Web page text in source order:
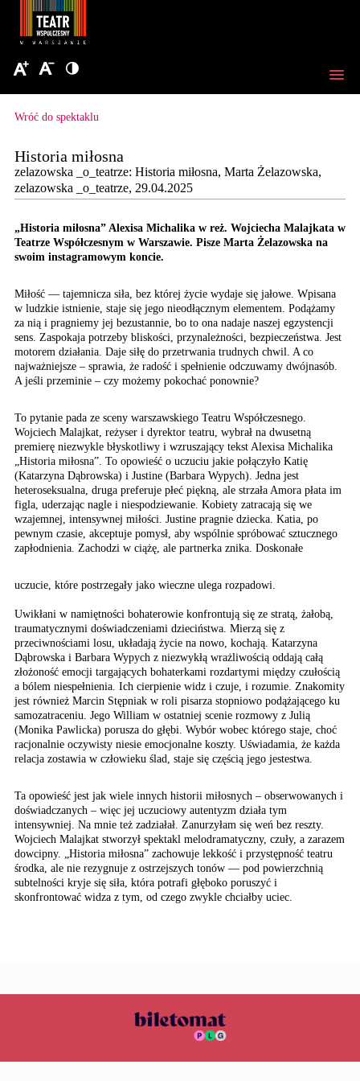
Wróć do spektaklu
Historia miłosna
zelazowska _o_teatrze: Historia miłosna, Marta Żelazowska,
zelazowska _o_teatrze, 29.04.2025
„Historia miłosna” Alexisa Michalika w reż. Wojciecha Malajkata w
Teatrze Współczesnym w Warszawie. Pisze Marta Żelazowska na
swoim instagramowym koncie.
Miłość — tajemnicza siła, bez której życie wydaje się jałowe. Wpisana
w ludzkie istnienie, staje się jego nieodłącznym elementem. Podążamy
za nią i pragniemy jej bezustannie, bo to ona nadaje naszej egzystencji
sens. Zaspokaja potrzeby bliskości, przynależności, bezpieczeństwa. Jest
motorem działania. Daje siłę do przetrwania trudnych chwil. A co
najważniejsze – sprawia, że radość i spełnienie odczuwamy dwójnasób.
A jeśli przeminie – czy możemy pokochać ponownie?
To pytanie pada ze sceny warszawskiego Teatru Współczesnego.
Wojciech Malajkat, reżyser i dyrektor teatru, wybrał na dwusetną
premierę niezwykle błyskotliwy i wzruszający tekst Alexisa Michalika
„Historia miłosna”. To opowieść o uczuciu jakie połączyło Katię
(Katarzyna Dąbrowska) i Justine (Barbara Wypych). Jedna jest
heteroseksualna, druga preferuje płeć piękną, ale strzała Amora płata im
figla, uderzając nagle i niespodziewanie. Kobiety zatracają się we
wzajemnej, intensywnej miłości. Justine pragnie dziecka. Katia, po
pewnym czasie, akceptuje pomysł, aby wspólnie spróbować sztucznego
zapłodnienia. Zachodzi w ciążę, ale partnerka znika. Doskonałe
uczucie, które postrzegały jako wieczne ulega rozpadowi.
Uwikłani w namiętności bohaterowie konfrontują się ze stratą, żałobą,
traumatycznymi doświadczeniami dzieciństwa. Mierzą się z
przeciwnościami losu, układają życie na nowo, kochają. Katarzyna
Dąbrowska i Barbara Wypych z niezwykłą wrażliwością oddają całą
złożoność emocji targających bohaterkami rozdartymi między czułością
a bólem niespełnienia. Ich cierpienie widz i czuje, i rozumie. Znakomity
jest również Marcin Stępniak w roli pisarza stopniowo podążającego ku
samozatraceniu. Jego William w ostatniej scenie rozmowy z Julią
(Monika Pawlicka) porusza do głębi. Wybór wobec którego staje, choć
racjonalnie oczywisty niesie emocjonalne koszty. Uświadamia, że każda
relacja zostawia w człowieku ślad, staje się częścią jego jestestwa.
Ta opowieść jest jak wiele innych historii miłosnych – obserwowanych i
doświadczanych – więc jej uczuciowy autentyzm działa tym
intensywniej. Na mnie też zadziałał. Zanurzyłam się weń bez reszty.
Wojciech Malajkat stworzył spektakl melodramatyczny, czuły, a zarazem
dowcipny. „Historia miłosna” zachowuje lekkość i przystępność teatru
środka, ale nie rezygnuje z ostrzejszych tonów — pod powierzchnią
subtelności kryje się siła, która potrafi głęboko poruszyć i
skonfrontować widza z tym, od czego zwykle chciałby uciec.